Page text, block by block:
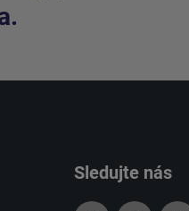
Sledujte nás